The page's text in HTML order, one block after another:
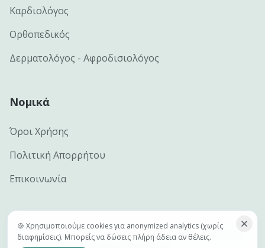
Καρδιολόγος
Ορθοπεδικός
Δερματολόγος - Αφροδισιολόγος
Νομικά
Όροι Χρήσης
Πολιτική Απορρήτου
Επικοινωνία
©2026e-docs.gr — Handcrafted by Netclick · Advanced
🍪 Χρησιμοποιούμε cookies για anonymized analytics (χωρίς
διαφημίσεις). Μπορείς να δώσεις πλήρη άδεια αν θέλεις.